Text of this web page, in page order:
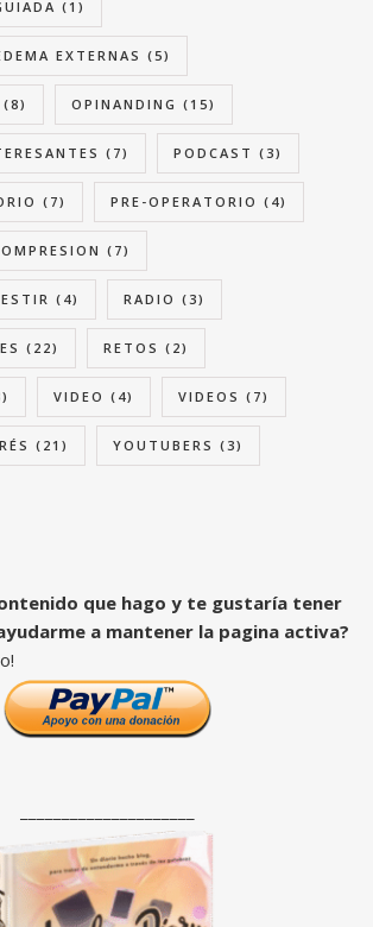
(1)
EXTERNAS (5)
(8) OPINANDING (15)
(7) PODCAST (3)
(7) PRE-OPERATORIO (4)
(7)
(4) RADIO (3)
(22) RETOS (2)
VIDEO (4) VIDEOS (7)
(21) YOUTUBERS (3)
que hago y te gustaría tener
a mantener la pagina activa?